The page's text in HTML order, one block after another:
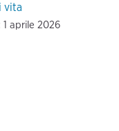
vita
1 aprile 2026